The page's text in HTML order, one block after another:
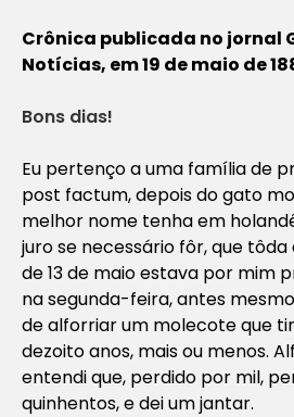
Crônica publicada no jornal
Notícias, em 19 de maio de
Bons dias!
Eu pertenço a uma família de
post factum, depois do gato
melhor nome tenha em
juro se necessário fôr, que
de 13 de maio estava por mim
na segunda-feira, antes
de alforriar um molecote que
dezoito anos, mais ou menos.
entendi que, perdido por mil,
quinhentos, e dei um jantar.